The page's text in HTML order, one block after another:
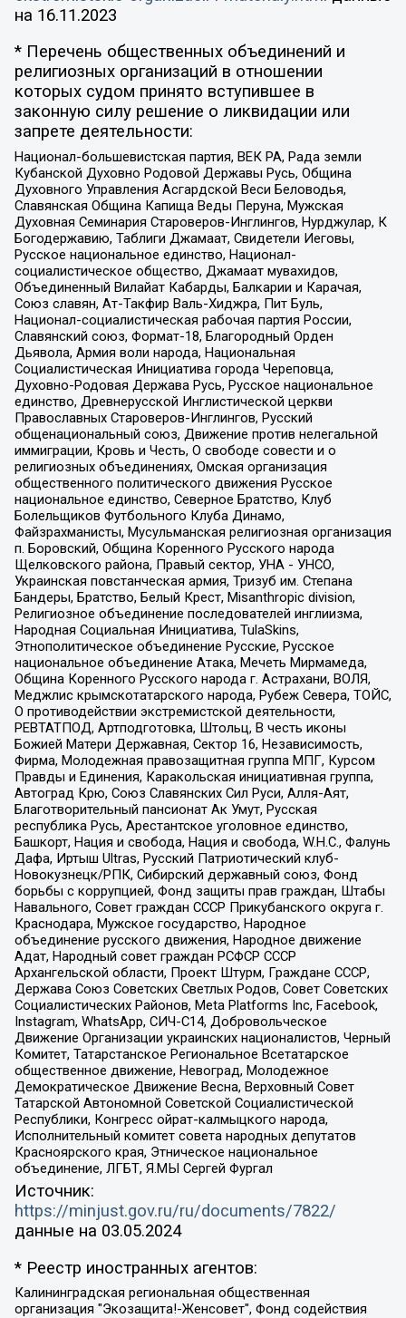
на 16.11.2023
* Перечень общественных объединений и
религиозных организаций в отношении
которых судом принято вступившее в
законную силу решение о ликвидации или
запрете деятельности:
Национал-большевистская партия, ВЕК РА, Рада земли
Кубанской Духовно Родовой Державы Русь, Община
Духовного Управления Асгардской Веси Беловодья,
Славянская Община Капища Веды Перуна, Мужская
Духовная Семинария Староверов-Инглингов, Нурджулар, К
Богодержавию, Таблиги Джамаат, Свидетели Иеговы,
Русское национальное единство, Национал-
социалистическое общество, Джамаат мувахидов,
Объединенный Вилайат Кабарды, Балкарии и Карачая,
Союз славян, Ат-Такфир Валь-Хиджра, Пит Буль,
Национал-социалистическая рабочая партия России,
Славянский союз, Формат-18, Благородный Орден
Дьявола, Армия воли народа, Национальная
Социалистическая Инициатива города Череповца,
Духовно-Родовая Держава Русь, Русское национальное
единство, Древнерусской Инглистической церкви
Православных Староверов-Инглингов, Русский
общенациональный союз, Движение против нелегальной
иммиграции, Кровь и Честь, О свободе совести и о
религиозных объединениях, Омская организация
общественного политического движения Русское
национальное единство, Северное Братство, Клуб
Болельщиков Футбольного Клуба Динамо,
Файзрахманисты, Мусульманская религиозная организация
п. Боровский, Община Коренного Русского народа
Щелковского района, Правый сектор, УНА - УНСО,
Украинская повстанческая армия, Тризуб им. Степана
Бандеры, Братство, Белый Крест, Misanthropic division,
Религиозное объединение последователей инглиизма,
Народная Социальная Инициатива, TulaSkins,
Этнополитическое объединение Русские, Русское
национальное объединение Атака, Мечеть Мирмамеда,
Община Коренного Русского народа г. Астрахани, ВОЛЯ,
Меджлис крымскотатарского народа, Рубеж Севера, ТОЙС,
О противодействии экстремистской деятельности,
РЕВТАТПОД, Артподготовка, Штольц, В честь иконы
Божией Матери Державная, Сектор 16, Независимость,
Фирма, Молодежная правозащитная группа МПГ, Курсом
Правды и Единения, Каракольская инициативная группа,
Автоград Крю, Союз Славянских Сил Руси, Алля-Аят,
Благотворительный пансионат Ак Умут, Русская
республика Русь, Арестантское уголовное единство,
Башкорт, Нация и свобода, Нация и свобода, W.H.С., Фалунь
Дафа, Иртыш Ultras, Русский Патриотический клуб-
Новокузнецк/РПК, Сибирский державный союз, Фонд
борьбы с коррупцией, Фонд защиты прав граждан, Штабы
Навального, Совет граждан СССР Прикубанского округа г.
Краснодара, Мужское государство, Народное
объединение русского движения, Народное движение
Адат, Народный совет граждан РСФСР СССР
Архангельской области, Проект Штурм, Граждане СССР,
Держава Союз Советских Светлых Родов, Совет Советских
Социалистических Районов, Meta Platforms Inc, Facebook,
Instagram, WhatsApp, СИЧ-С14, Добровольческое
Движение Организации украинских националистов, Черный
Комитет, Татарстанское Региональное Всетатарское
общественное движение, Невоград, Молодежное
Демократическое Движение Весна, Верховный Совет
Татарской Автономной Советской Социалистической
Республики, Конгресс ойрат-калмыцкого народа,
Исполнительный комитет совета народных депутатов
Красноярского края, Этническое национальное
объединение, ЛГБТ, Я.МЫ Сергей Фургал
Источник:
https://minjust.gov.ru/ru/documents/7822/
данные на 03.05.2024
* Реестр иностранных агентов:
Калининградская региональная общественная организация "Экозащита!-Женсовет", Фонд содействия защите прав и свобод граждан "Общественный вердикт", Фонд "Институт Развития Свободы Информации", Частное учреждение "Информационное агентство МЕМО. РУ", Региональная общественная организация "Общественная комиссия по сохранению наследия академика Сахарова", Фонд поддержки свободы прессы, Санкт-Петербургская общественная правозащитная организация "Гражданский контроль", Межрегиональная общественная организация "Информационно-просветительский центр "Мемориал", Региональный Фонд "Центр Защиты Прав Средств Массовой Информации", с 05.12.2023 Фонд "Центр Защиты Прав Средств массовой информации", Региональная общественная благотворительная организация помощи беженцам и мигрантам "Гражданское содействие", Негосударственное образовательное учреждение дополнительного профессионального образования (повышение квалификации) специалистов "АКАДЕМИЯ ПО ПРАВАМ ЧЕЛОВЕКА", Свердловская региональная общественная организация "Сутяжник", Автономная некоммерческая организация "Центр независимых социологических исследований", Союз общественных объединений "Российский исследовательский центр по правам человека", Региональное общественное учреждение научно-информационный центр "МЕМОРИАЛ", Некоммерческая организация "Фонд защиты гласности", Автономная некоммерческая организация "Институт прав человека", Городская общественная организация "Екатеринбургское общество "МЕМОРИАЛ", Городская общественная организация "Рязанское историко-просветительское и правозащитное общество "Мемориал" (Рязанский Мемориал), Челябинский региональный орган общественной самодеятельности – женское общественное объединение "Женщины Евразии", Челябинский региональный орган общественной самодеятельности "Уральская правозащитная группа", Фонд содействия защите здоровья и социальной справедливости имени Андрея Рылькова, Автономная Некоммерческая Организация "Аналитический Центр Юрия Левады", Автономная некоммерческая организация социальной поддержки населения "Проект Апрель", Региональная общественная организация помощи женщинам и детям, находящимся в кризисной ситуации "Информационно-методический центр "Анна", Фонд содействия развитию массовых коммуникаций и правовому просвещению "Так-так-Так", Фонд содействия устойчивому развитию "Серебряная тайга", Свердловский региональный общественный фонд социальных проектов "Новое время", "Idel.Реалии", Кавказ.Реалии, Крым.Реалии, Телеканал Настоящее Время, Татаро-башкирская служба Радио Свобода (Azatliq Radiosi), Радио Свободная Европа/Радио Свобода (PCE/PC), "Сибирь.Реалии", "Фактограф", Благотворительный фонд помощи осужденным и их семьям, Автономная некоммерческая организация "Институт глобализации и социальных движений", Фонд "В защиту прав заключенных", Частное учреждение "Центр поддержки и содействия развитию средств массовой информации", Пензенский региональный общественный благотворительный фонд "Гражданский союз", "Север.Реалии", Некоммерческая организация Фонд "Правовая инициатива", Общество с ограниченной ответственностью "Радио Свободная Европа/Радио Свобода", Чешское информационное агентство "MEDIUM-ORIENT", Красноярская региональная общественная организация "Мы против СПИДа", Камалягин Денис Николаевич, Маркелов Сергей Евгеньевич, Пономарев Лев Александрович, Савицкая Людмила Алексеевна, Автономная некоммерческая организация "Центр по работе с проблемой насилия "НАСИЛИЮ.НЕТ", Межрегиональный профессиональный союз работников здравоохранения "Альянс врачей", Юридическое лицо, зарегистрированное в Латвийской Республике, SIA "Medusa Project" (регистрационный номер 40103797863, дата регистрации 10.06.2014), Некоммерческая организация "Фонд по борьбе с коррупцией", Автономная некоммерческая организация "Институт права и публичной политики", Баданин Роман Сергеевич, Гликин Максим Александрович, Железнова Мария Михайловна, Лукьянова Юлия Сергеевна, Маетная Елизавета Витальевна, Маняхин Петр Борисович, Чуракова Ольга Владимировна, Ярош Юлия Петровна, Юридическое лицо "The Insider SIA", зарегистрированное в Риге, Латвийская Республика (дата регистрации 26.06.2015), являющееся администратором доменного имени интернет-издания "The Insider SIA", https://theins.ru, Постернак Алексей Евгеньевич, Рубин Михаил Аркадьевич, Анин Роман Александрович, Юридическое лицо Istories fonds, зарегистрированное в Латвийской Республике (регистрационный номер 50008295751, дата регистрации 24.02.2020), Великовский Дмитрий Александрович, Долинина Ирина Николаевна, Мароховская Алеся Алексеевна, Шлейнов Роман Юрьевич, Шмагун Олеся Валентиновна, Общество с ограниченной ответственностью "Альтаир 2021", Общество с ограниченной ответственностью "Вега 2021", Общество с ограниченной ответственностью "Главный редактор 2021", Общество с ограниченной ответственностью "Ромашки монолит", Важенков Артем Валерьевич, Ивановская областная общественная организация "Центр гендерных исследований", Гурман Юрий Альбертович, Медиапроект "ОВД-Инфо", Егоров Владимир Владимирович, Жилинский Владимир Александрович, Общество с ограниченной ответственностью "ЗП", Иванова София Юрьевна, Карезина Инна Павловна, Кильтау Екатерина Викторовна, Петров Алексей Викторович, Пискунов Сергей Евгеньевич, Смирнов Сергей Сергеевич, Тихонов Михаил Сергеевич, Общество с ограниченной ответственностью "ЖУРНАЛИСТ-ИНОСТРАННЫЙ АГЕНТ", Арапова Галина Юрьевна, Вольтская Татьяна Анатольевна, Американская компания "Mason G.E.S. Anonymous Foundation" (США), являющаяся владельцем интернет-издания https://mnews.world/, Компания "Stichting Bellingcat", зарегистрированная в Нидерландах (дата регистрации 11.07.2018), Захаров Андрей Вячеславович, Клепиковская Екатерина Дмитриевна, Общество с ограниченной ответственностью "МЕМО", Перл Роман Александрович, Симонов Евгений Алексеевич, Соловьева Елена Анатольевна, Сотников Даниил Владимирович, Сурначева Елизавета Дмитриевна, Автономная некоммерческая организация по защите прав человека и информированию населения "Якутия – Наше Мнение", Общество с ограниченной ответственностью "Москоу диджитал медиа", с 26.01.2023 Общество с ограниченной ответственностью "Чайка Белые сады", Ветошкина Валерия Валерьевна, Заговора Максим Александрович, Межрегиональное общественное движение "Российская ЛГБТ - сеть", Оленичев Максим Владимирович, Павлов Иван Юрьевич, Скворцова Елена Сергеевна, Общество с ограниченной ответственностью "Как бы инагент", Кочетков Игорь Викторович, Общество с ограниченной ответственностью "Честные выборы", Еланчик Олег Александрович, Общество с ограниченной ответственностью "Нобелевский призыв", Гималова Регина Эмилевна, Григорьев Андрей Валерьевич, Григорьева Алина Александровна, Ассоциация по содействию защите прав призывников, альтернативнослужащих и военнослужащих "Правозащитная группа "Гражданин.Армия.Право", Хисамова Регина Фаритовна, Автономная некоммерческая организация по реализации социально-правовых программ "Лилит", Дальневосточное общественное движение "Маяк", Санкт-Петербургская ЛГБТ-инициативная группа "Выход", Инициативная группа ЛГБТ+ "Реверс", Алексеев Андрей Викторович, Бекбулатова Таисия Львовна, Беляев Иван Михайлович, Владыкина Елена Сергеевна, Гельман Марат Александрович, Никульшина Вероника Юрьевна, Толоконникова Надежда Андреевна, Шендерович Виктор Анатольевич, Общество с ограниченной ответственностью "Данное сообщение", Общество с ограниченной ответственностью Издательский дом "Новая глава", Айнбиндер Александра Александровна, Московский комьюнити-центр для ЛГБТ+инициатив, Благотворительный фонд развития филантропии, Deutsche Welle (Германия, Kurt-Schumacher-Strasse 3, 53113 Bonn), Борзунова Мария Михайловна, Воробьев Виктор Викторович, Голубева Анна Львовна, Константинова Алла Михайловна, Малкова Ирина Владимировна, Мурадов Мурад Абдулгалимович, Осетинская Елизавета Николаевна, Понасенков Евгений Николаевич, Ганапольский Матвей Юрьевич, Киселев Евгений Алексеевич, Борухович Ирина Григорьевна, Дремин Иван Тимофеевич, Дубровский Дмитрий Викторович, Красноярская региональная общественная организация поддержки и развития альтернативных образовательных технологий и межкультурных коммуникаций "ИНТЕРРА", Маяковская Екатерина Алексеевна, Фейгин Марк Захарович, Филимонов Андрей Викторович, Дзугкоева Регина Николаевна, Доброхотов Роман Александрович, Дудь Юрий Александрович, Елкин Сергей Владимирович, Кругликов Кирилл Игоревич, Сабунаева Мария Леонидовна, Семенов Алексей Владимирович, Шаинян Карен Багратович, Шульман Екатерина Михайловна, Асафьев Артур Валерьевич, Вахштайн Виктор Семенович, Венедиктов Алексей Алексеевич, Лушникова Екатерина Евгеньевна, Волков Леонид Михайлович, Невзоров Александр Глебович, Пархоменко Сергей Борисович, Сироткин Ярослав Николаевич, Кара-Мурза Владимир Владимирович, Баранова Наталья Владимировна, Гозман Леонид Яковлевич, Кагарлицкий Борис Юльевич, Климарев Михаил Валерьевич, Милов Владимир Станиславович, Автономная некоммерческая организация Краснодарский центр современного искусства "Типография", Моргенштерн Алишер Тагирович, Соболь Любовь Эдуардовна, Общество с ограниченной ответственностью "ЛИЗА НОРМ", Каспаров Гарри Кимович, Ходорковский Михаил Борисович, Общество с ограниченной ответственностью "Апрельские тезисы", Данилович Ирина Брониславовна, Кашин Олег Владимирович, Петров Николай Владимирович, Пивоваров Алексей Владимирович, Соколов Михаил Владимирович, Цветкова Юлия Владимировна, Чичваркин Евгений Александрович, Комитет против пыток/Команда против пыток, Общество с ограниченной ответственностью "Первый научный", Общество с ограниченной ответственностью "Вертолет и ко", Белоцерковская Вероника Борисовна, Кац Максим Евгеньевич, Лазарева Татьяна Юрьевна, Шаведдинов Руслан Табризович, Яшин Илья Валерьевич, Общество с ограниченной ответственностью "Иноагент ААВ", Алешковский Дмитрий Петрович, Альбац Евгения Марковна, Быков Дмитрий Львович, Галямина Юлия Евгеньевна, Лойко Сергей Леонидович, Мартынов Кирилл Константинович, Медведев Сергей Александрович, Крашенинников Федор Геннадиевич, Гордеева Катерина Вл